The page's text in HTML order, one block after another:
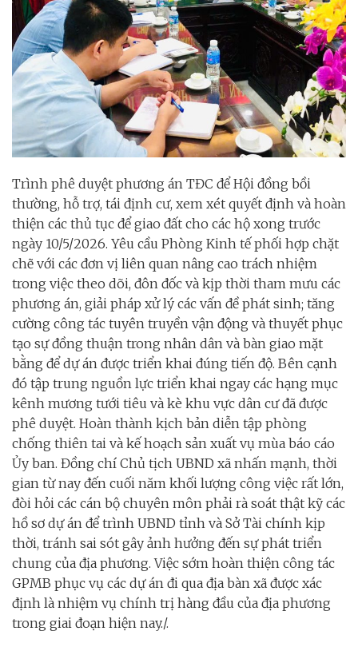
Trình phê duyệt phương án TĐC để Hội đồng bồi
thường, hỗ trợ, tái định cư, xem xét quyết định và hoàn
thiện các thủ tục để giao đất cho các hộ xong trước
ngày 10/5/2026. Yêu cầu Phòng Kinh tế phối hợp chặt
chẽ với các đơn vị liên quan nâng cao trách nhiệm
trong việc theo dõi, đôn đốc và kịp thời tham mưu các
phương án, giải pháp xử lý các vấn đề phát sinh; tăng
cường công tác tuyên truyền vận động và thuyết phục
tạo sự đồng thuận trong nhân dân và bàn giao mặt
bằng để dự án được triển khai đúng tiến độ. Bên cạnh
đó tập trung nguồn lực triển khai ngay các hạng mục
kênh mương tưới tiêu và kè khu vực dân cư đã được
phê duyệt. Hoàn thành kịch bản diễn tập phòng
chống thiên tai và kế hoạch sản xuất vụ mùa báo cáo
Ủy ban. Đồng chí Chủ tịch UBND xã nhấn mạnh, thời
gian từ nay đến cuối năm khối lượng công việc rất lớn,
đòi hỏi các cán bộ chuyên môn phải rà soát thật kỹ các
hồ sơ dự án để trình UBND tỉnh và Sở Tài chính kịp
thời, tránh sai sót gây ảnh hưởng đến sự phát triển
chung của địa phương. Việc sớm hoàn thiện công tác
GPMB phục vụ các dự án đi qua địa bàn xã được xác
định là nhiệm vụ chính trị hàng đầu của địa phương
trong giai đoạn hiện nay./.